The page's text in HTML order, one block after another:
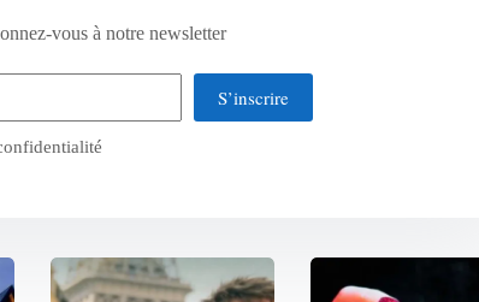
vous à notre newsletter
S’inscrire